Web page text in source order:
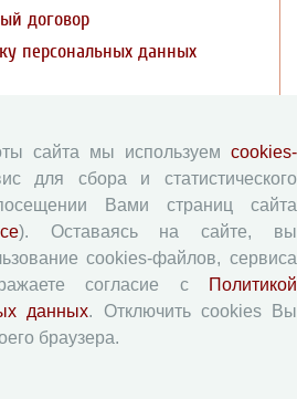
договор
персональных данных
сайта мы используем cookies-
для сбора и статистического
Вами страниц сайта
). Оставаясь на сайте, вы
cookies-файлов, сервиса
согласие с
Политикой
данных. Отключить cookies Вы
браузера.